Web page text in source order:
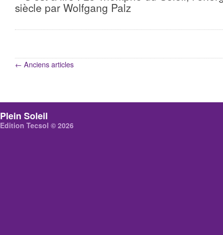
siècle par Wolfgang Palz
← Anciens articles
Plein Soleil
Edition Tecsol © 2026